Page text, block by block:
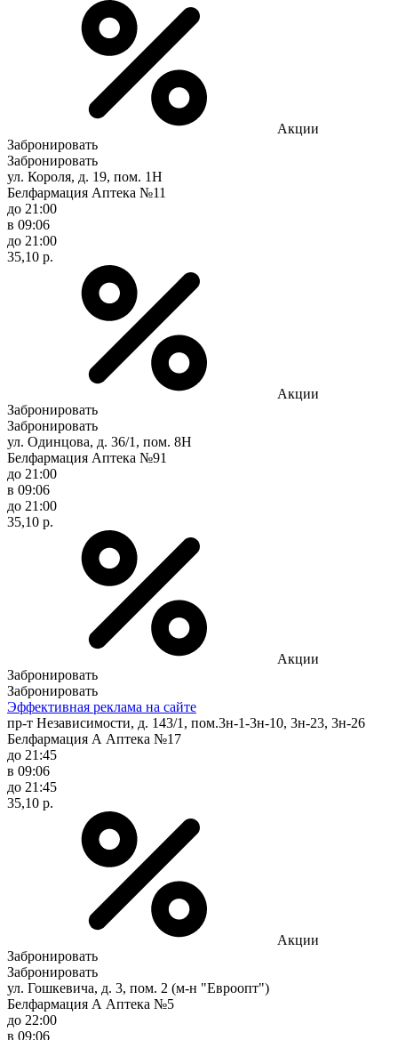
Акции
Забронировать
Забронировать
ул. Короля, д. 19, пом. 1Н
Белфармация Аптека №11
до 21:00
в 09:06
до 21:00
35,10 р.
Акции
Забронировать
Забронировать
ул. Одинцова, д. 36/1, пом. 8Н
Белфармация Аптека №91
до 21:00
в 09:06
до 21:00
35,10 р.
Акции
Забронировать
Забронировать
Эффективная реклама на сайте
пр-т Независимости, д. 143/1, пом.3н-1-3н-10, 3н-23, 3н-26
Белфармация А Аптека №17
до 21:45
в 09:06
до 21:45
35,10 р.
Акции
Забронировать
Забронировать
ул. Гошкевича, д. 3, пом. 2 (м-н "Евроопт")
Белфармация А Аптека №5
до 22:00
в 09:06